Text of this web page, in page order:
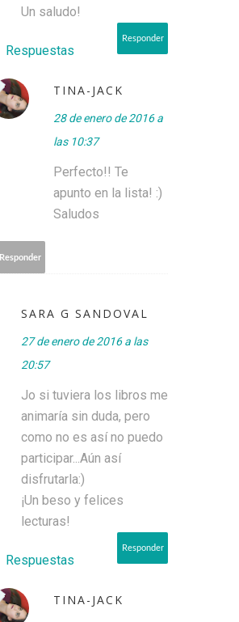
Un saludo!
Responder
Respuestas
TINA-JACK
28 de enero de 2016 a
las 10:37
Perfecto!! Te
apunto en la lista! :)
Saludos
Responder
SARA G SANDOVAL
27 de enero de 2016 a las
20:57
Jo si tuviera los libros me
animaría sin duda, pero
como no es así no puedo
participar...Aún así
disfrutarla:)
¡Un beso y felices
lecturas!
Responder
Respuestas
TINA-JACK